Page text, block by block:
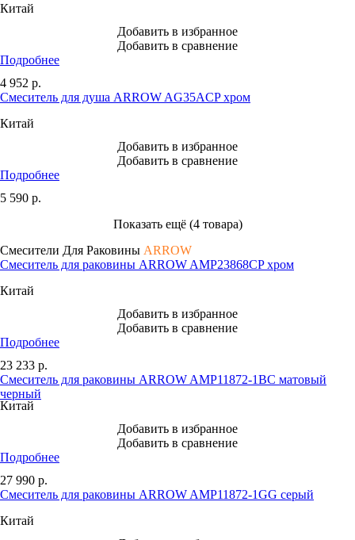
Китай
Добавить в избранное
Добавить в сравнение
Подробнее
4 952 р.
Смеситель для душа ARROW AG35ACP хром
Китай
Добавить в избранное
Добавить в сравнение
Подробнее
5 590 р.
Показать ещё (4 товара)
Смесители Для Раковины ARROW
Смеситель для раковины ARROW AMP23868CP хром
Китай
Добавить в избранное
Добавить в сравнение
Подробнее
23 233 р.
Смеситель для раковины ARROW AMP11872-1BC матовый
черный
Китай
Добавить в избранное
Добавить в сравнение
Подробнее
27 990 р.
Смеситель для раковины ARROW AMP11872-1GG серый
Китай